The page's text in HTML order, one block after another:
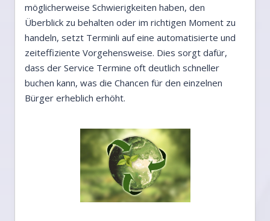
möglicherweise Schwierigkeiten haben, den
Überblick zu behalten oder im richtigen Moment zu
handeln, setzt Terminli auf eine automatisierte und
zeiteffiziente Vorgehensweise. Dies sorgt dafür,
dass der Service Termine oft deutlich schneller
buchen kann, was die Chancen für den einzelnen
Bürger erheblich erhöht.